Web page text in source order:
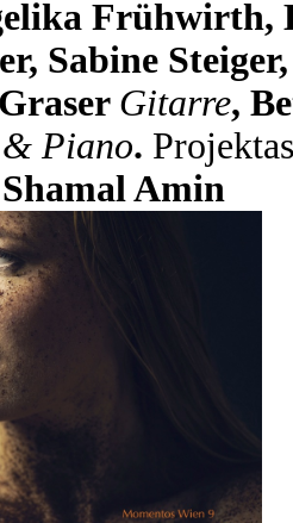
Frühwirth,
Sabine
Gitarre,
Piano.
Shamal Amin